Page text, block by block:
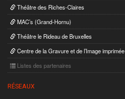
Théâtre des Riches-Claires
MAC’s (Grand-Hornu)
Théâtre le Rideau de Bruxelles
Centre de la Gravure et de l’Image imprimée
Listes des partenaires
RÉSEAUX